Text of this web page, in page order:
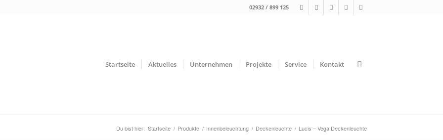
02932 / 899 125
Startseite Aktuelles Unternehmen Projekte Service Kontakt
Du bist hier: Startseite / Produkte / Innenbeleuchtung / Deckenleuchte / Lucis – Vega Deckenleuchte